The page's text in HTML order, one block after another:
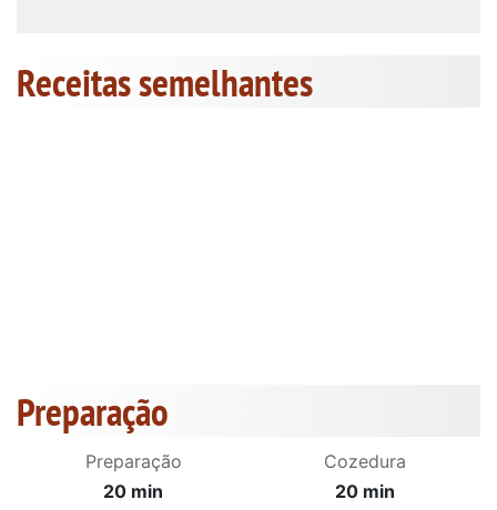
Receitas semelhantes
Preparação
Preparação
20 min
Cozedura
20 min